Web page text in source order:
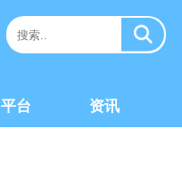
平台 资讯